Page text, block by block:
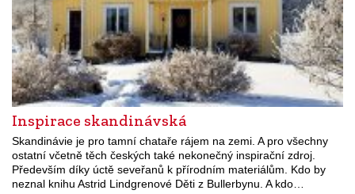
Inspirace skandinávská
Skandinávie je pro tamní chataře rájem na zemi. A pro všechny
ostatní včetně těch českých také nekonečný inspirační zdroj.
Především díky úctě seveřanů k přírodním materiálům. Kdo by
neznal knihu Astrid Lindgrenové Děti z Bullerbynu. A kdo…